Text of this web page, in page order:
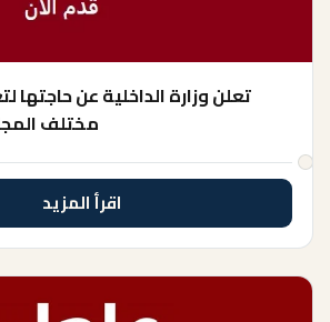
تعلن وزارة الداخلية عن
مختلف
اقرأ المزيد